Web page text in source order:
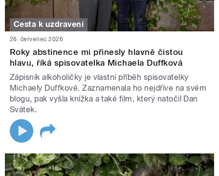
Cesta k uzdravení
26. červenec 2026
Roky abstinence mi přinesly hlavně čistou
hlavu, říká spisovatelka Michaela Duffková
Zápisník alkoholičky je vlastní příběh spisovatelky
Michaely Duffkové. Zaznamenala ho nejdříve na svém
blogu, pak vyšla knížka a také film, který natočil Dan
Svátek.